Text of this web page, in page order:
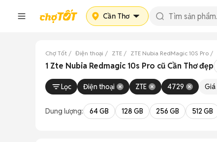
Cần Thơ
Chợ Tốt Điện thoại ZTE ZTE Nubia RedMagic 10S Pro
1 Zte Nubia Redmagic 10s Pro cũ Cần Thơ đẹp
Lọc Điện thoại ZTE 4729 Giá
Dung lượng: 64 GB 128 GB 256 GB 512 GB